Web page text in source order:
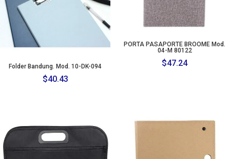
Folder Bandung. Mod. 10-DK-094
$40.43
PORTA PASAPORTE BROOME Mod.
04-M 80122
$47.24